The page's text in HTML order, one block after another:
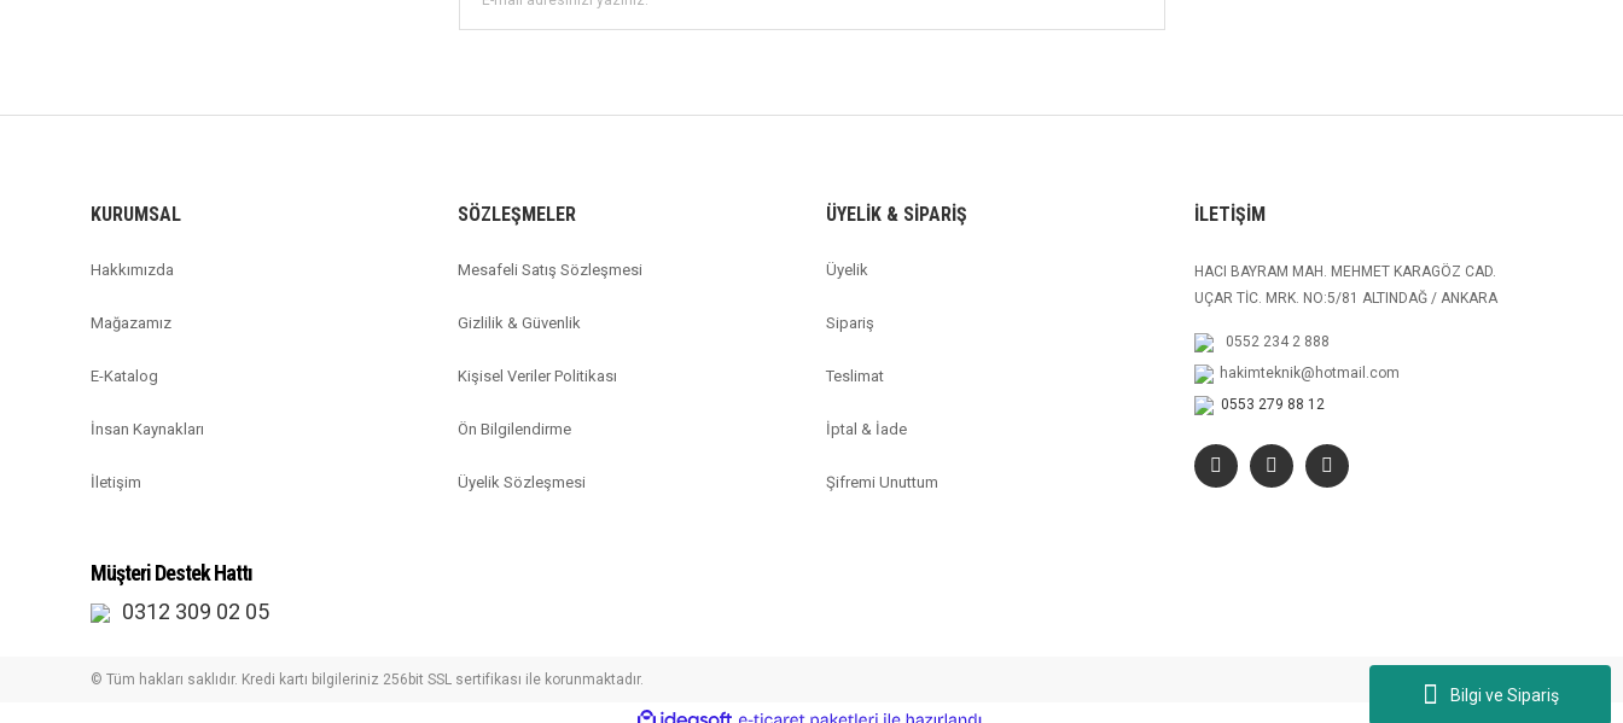
Bilgi ve Sipariş
KURUMSAL
Hakkımızda
Mağazamız
E-Katalog
İnsan Kaynakları
İletişim
SÖZLEŞMELER
Mesafeli Satış Sözleşmesi
Gizlilik & Güvenlik
Kişisel Veriler Politikası
Ön Bilgilendirme
Üyelik Sözleşmesi
ÜYELİK & SİPARİŞ
Üyelik
Sipariş
Teslimat
İptal & İade
Şifremi Unuttum
İLETİŞİM
HACI BAYRAM MAH. MEHMET KARAGÖZ CAD.
UÇAR TİC. MRK. NO:5/81 ALTINDAĞ / ANKARA
0552 234 2 888
hakimteknik@hotmail.com
0553 279 88 12
Müşteri Destek Hattı
0312 309 02 05
© Tüm hakları saklıdır. Kredi kartı bilgileriniz 256bit SSL sertifikası ile korunmaktadır.